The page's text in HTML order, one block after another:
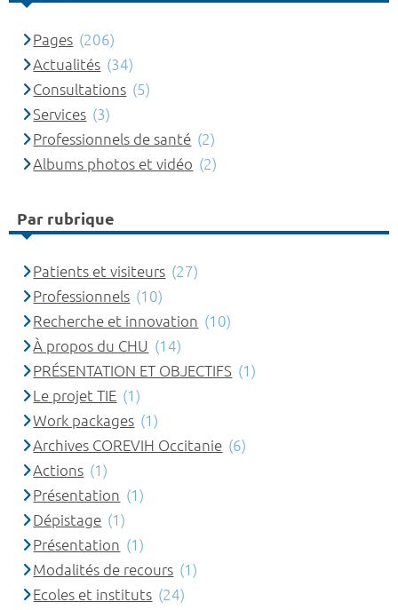
Pages (206)
Actualités (34)
Consultations (5)
Services (3)
Professionnels de santé (2)
Albums photos et vidéo (2)
Par rubrique
Patients et visiteurs (27)
Professionnels (10)
Recherche et innovation (10)
À propos du CHU (14)
PRÉSENTATION ET OBJECTIFS (1)
Le projet TIE (1)
Work packages (1)
Archives COREVIH Occitanie (6)
Actions (1)
Présentation (1)
Dépistage (1)
Présentation (1)
Modalités de recours (1)
Ecoles et instituts (24)